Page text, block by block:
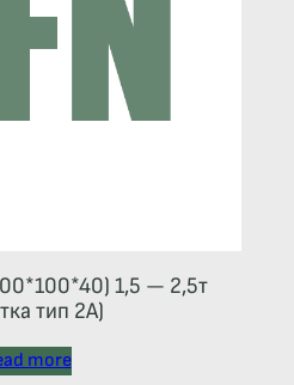
1,5 — 2,5т
тип 2A)
more